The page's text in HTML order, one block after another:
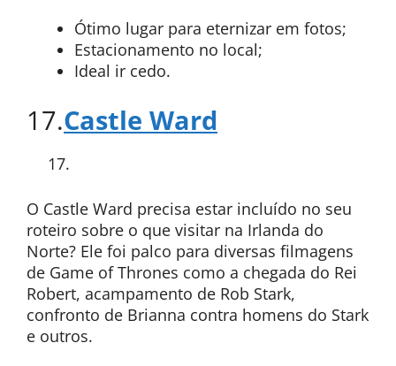
Ótimo lugar para eternizar em fotos;
Estacionamento no local;
Ideal ir cedo.
17.Castle Ward
O Castle Ward precisa estar incluído no seu
roteiro sobre o que visitar na Irlanda do
Norte? Ele foi palco para diversas filmagens
de Game of Thrones como a chegada do Rei
Robert, acampamento de Rob Stark,
confronto de Brianna contra homens do Stark
e outros.